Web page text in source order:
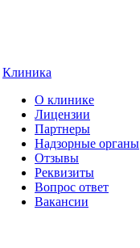
Клиника
О клинике
Лицензии
Партнеры
Надзорные органы
Отзывы
Реквизиты
Вопрос ответ
Вакансии